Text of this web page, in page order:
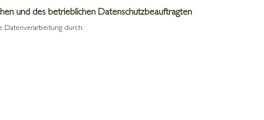
und des betrieblichen Datenschutzbeauftragten
Datenverarbeitung durch: